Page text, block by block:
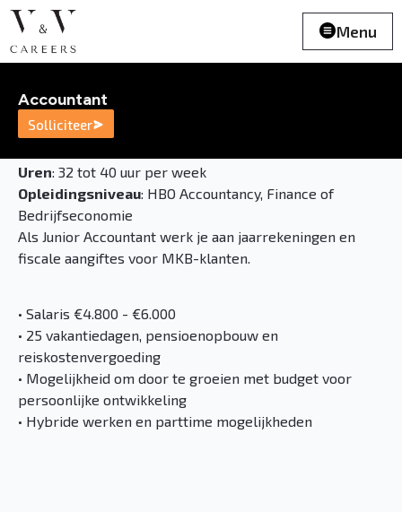
Menu
Accountant
Solliciteer
Uren: 32 tot 40 uur per week
Opleidingsniveau: HBO Accountancy, Finance of
Bedrijfseconomie
Als Junior Accountant werk je aan jaarrekeningen en
fiscale aangiftes voor MKB-klanten.
• Salaris €4.800 - €6.000
• 25 vakantiedagen, pensioenopbouw en
reiskostenvergoeding
• Mogelijkheid om door te groeien met budget voor
persoonlijke ontwikkeling
• Hybride werken en parttime mogelijkheden